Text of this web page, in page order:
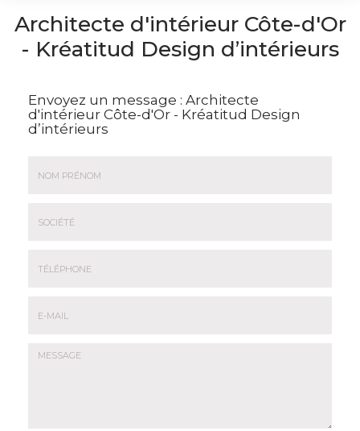
Architecte d'intérieur Côte-d'Or
- Kréatitud Design d’intérieurs
Envoyez un message : Architecte
d'intérieur Côte-d'Or - Kréatitud Design
d’intérieurs